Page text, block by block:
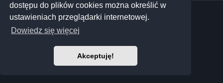
dostępu do plików cookies można określić w
ustawieniach przeglądarki internetowej.
Dowiedz się więcej
Akceptuję!
Technologię dostarczaphpBB ® Forum Software © phpBB Limited
Prosilver Dark Edition byPremium phpBB Styles
Polski pakiet językowy dostarcza
Polityka prywatności